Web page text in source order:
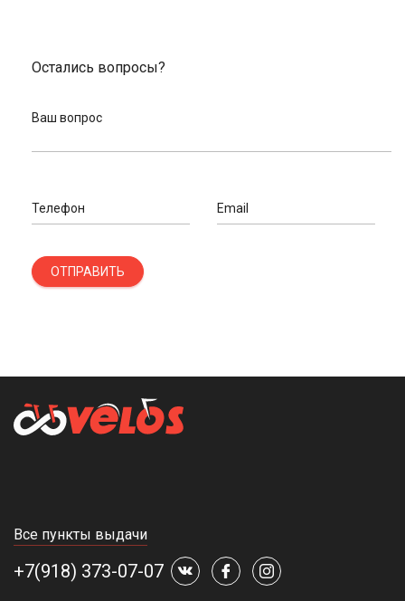
Остались вопросы?
Ваш вопрос
Телефон Email
ОТПРАВИТЬ
Все пункты выдачи
+7(918) 373-07-07